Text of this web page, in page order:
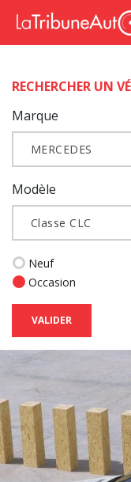
RECHERCHER UN
Marque
MERCEDES
Modèle
Classe CLC
Neuf
Occasion
VALIDER